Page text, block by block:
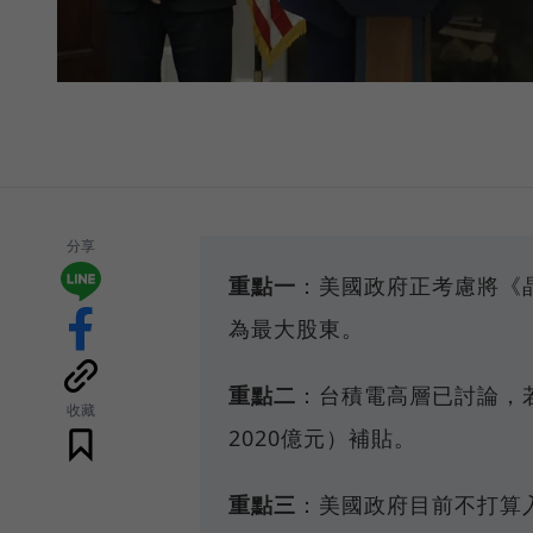
分享
收藏
重點一 ：美國政府正考慮將
為最大股東。
重點二 ：台積電高層已討論
2020億元）補貼。
重點三 ：美國政府目前不打